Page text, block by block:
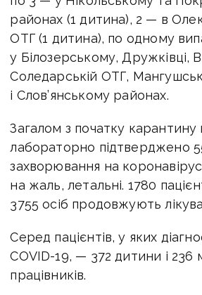
районах (1 дитина), 2 — в
ОТГ (1 дитина), по одному
у Білозерському, Дружківці,
Соледарській ОТГ,
і Слов’янському районах.
Загалом з початку карантину
лабораторно підтверджено
захворювання на
на жаль, летальні. 1780
3755 осіб продовжують
Серед пацієнтів, у яких
COVID-19, — 372 дитини і 236
працівників.